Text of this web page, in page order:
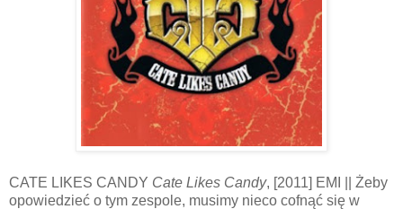
CATE LIKES CANDY Cate Likes Candy, [2011] EMI || Żeby
opowiedzieć o tym zespole, musimy nieco cofnąć się w